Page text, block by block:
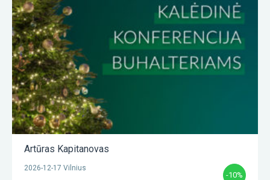
Artūras Kapitanovas
2026-12-17 Vilnius
-10%